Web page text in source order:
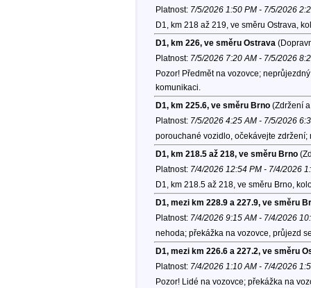
Platnost: 7/5/2026 1:50 PM - 7/5/2026
D1, km 218 až 219, ve směru Ostrava,
D1, km 226, ve směru Ostrava
Platnost: 7/5/2026 7:20 AM - 7/5/2026
Pozor! Předmět na vozovce;
komunikaci.
D1, km 225.6, ve směru Brno(Zdržení
Platnost: 7/5/2026 4:25 AM - 7/5/2026
porouchané vozidlo, očekávejte
D1, km 218.5 až 218, ve směru Brno
Platnost: 7/4/2026 12:54 PM - 7/4/2026
D1, km 218.5 až 218, ve směru Brno,
D1, mezi km 228.9 a 227.9, ve směru
Platnost: 7/4/2026 9:15 AM - 7/4/2026
nehoda; překážka na vozovce, průjezd
D1, mezi km 226.6 a 227.2, ve směru
Platnost: 7/4/2026 1:10 AM - 7/4/2026
Pozor! Lidé na vozovce; překážka na